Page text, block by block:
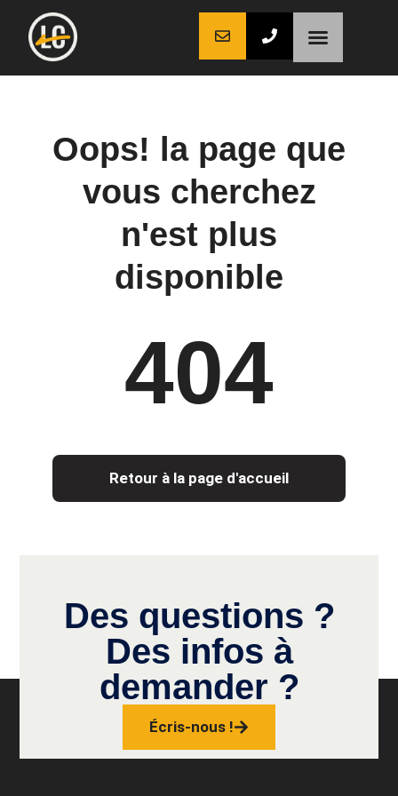
Oops! la page que
vous cherchez
n'est plus
disponible
404
Retour à la page d'accueil
Des questions ?
Des infos à
demander ?
Écris-nous !